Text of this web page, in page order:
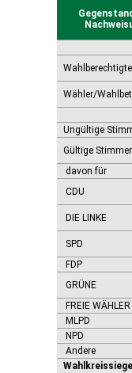
Wahlberechtigte
Wähler/
Ungültige
Gültige
davon für
CDU
DIE LINKE
SPD
FDP
GRÜNE
FREIE WÄHLER
MLPD
NPD
Andere